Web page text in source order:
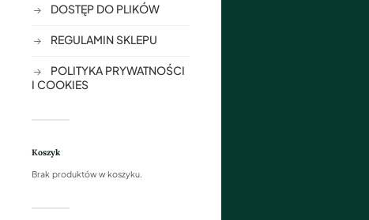
DOSTĘP DO PLIKÓW
REGULAMIN SKLEPU
POLITYKA PRYWATNOŚCI
I COOKIES
Koszyk
Brak produktów w koszyku.